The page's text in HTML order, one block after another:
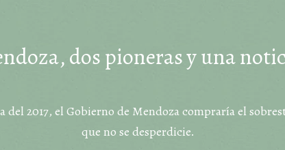
dos pioneras y una
del 2017, el Gobierno de Mendoza compraría el
que no se desperdicie.